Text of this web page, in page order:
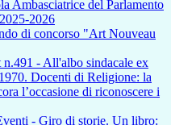
Ambasciatrice del Parlamento
2026
di concorso "Art Nouveau
- All'albo sindacale ex
Docenti di Religione: la
l’occasione di riconoscere i
- Giro di storie. Un libro: